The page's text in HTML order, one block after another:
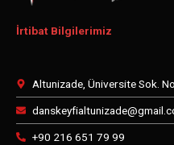
İrtibat Bilgilerimiz
Altunizade, Üniversite Sok.
+90 216 651 79 99